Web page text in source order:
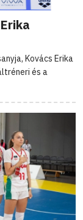
Kovács Erika
és a